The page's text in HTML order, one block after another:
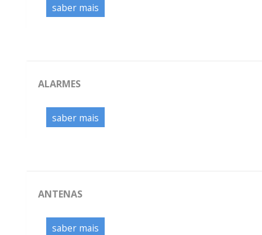
saber mais
ALARMES
saber mais
ANTENAS
saber mais